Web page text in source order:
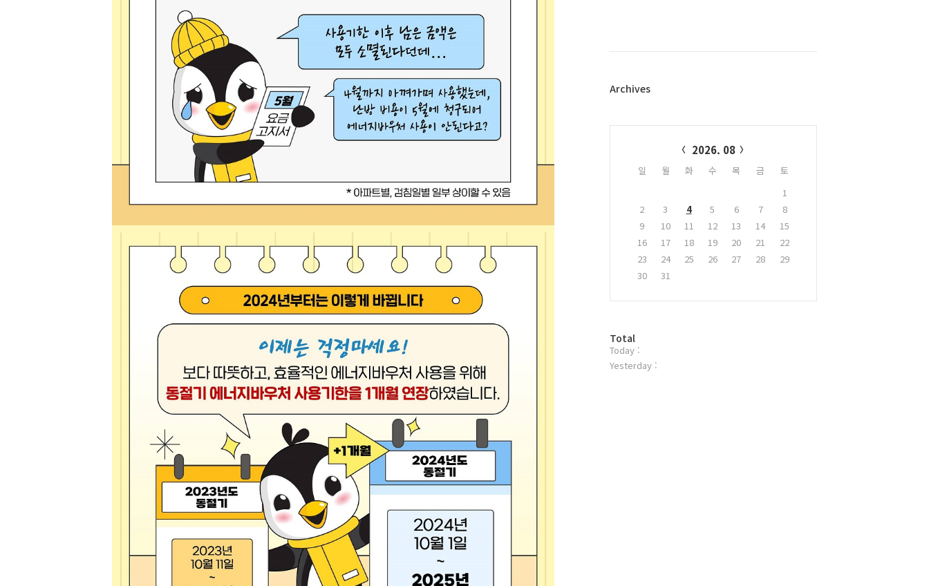
플
Archives
2026. 08
일 월 화 수 목 금
토
1
2
3 4 5 6 7
8
9
10 11 12 13 14
15
16
17 18 19 20 21
22
23
24 25 26 27 28
29
30
31
방
문
자
Total
Today :
Yesterday :